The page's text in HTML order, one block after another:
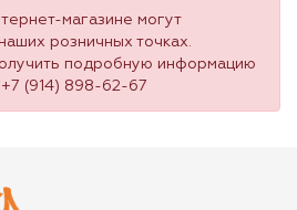
магазине могут
розничных точках.
подробную информацию
+7 (914) 898-62-67